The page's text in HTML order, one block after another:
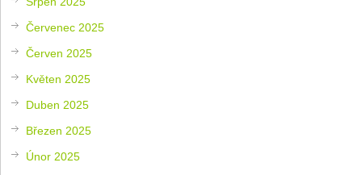
Červenec 2025
Červen 2025
Květen 2025
Duben 2025
Březen 2025
Únor 2025